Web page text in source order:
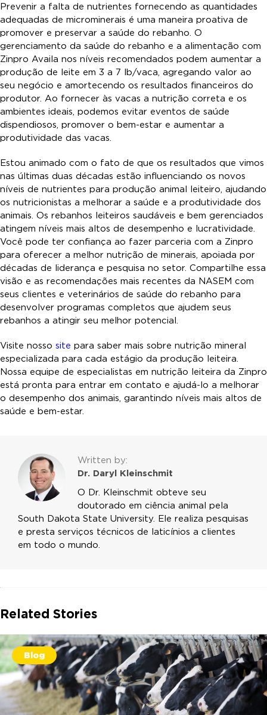
Prevenir a falta de nutrientes fornecendo as quantidades
adequadas de microminerais é uma maneira proativa de
promover e preservar a saúde do rebanho. O
gerenciamento da saúde do rebanho e a alimentação com
Zinpro Availa nos níveis recomendados podem aumentar a
produção de leite em 3 a 7 lb/vaca, agregando valor ao
seu negócio e amortecendo os resultados financeiros do
produtor. Ao fornecer às vacas a nutrição correta e os
ambientes ideais, podemos evitar eventos de saúde
dispendiosos, promover o bem-estar e aumentar a
produtividade das vacas.
Estou animado com o fato de que os resultados que vimos
nas últimas duas décadas estão influenciando os novos
níveis de nutrientes para produção animal leiteiro, ajudando
os nutricionistas a melhorar a saúde e a produtividade dos
animais. Os rebanhos leiteiros saudáveis e bem gerenciados
atingem níveis mais altos de desempenho e lucratividade.
Você pode ter confiança ao fazer parceria com a Zinpro
para oferecer a melhor nutrição de minerais, apoiada por
décadas de liderança e pesquisa no setor. Compartilhe essa
visão e as recomendações mais recentes da NASEM com
seus clientes e veterinários de saúde do rebanho para
desenvolver programas completos que ajudem seus
rebanhos a atingir seu melhor potencial.
Visite nosso site para saber mais sobre nutrição mineral
especializada para cada estágio da produção leiteira.
Nossa equipe de especialistas em nutrição leiteira da Zinpro
está pronta para entrar em contato e ajudá-lo a melhorar
o desempenho dos animais, garantindo níveis mais altos de
saúde e bem-estar.
Written by:
Dr. Daryl Kleinschmit
O Dr. Kleinschmit obteve seu
doutorado em ciência animal pela
South Dakota State University. Ele realiza pesquisas
e presta serviços técnicos de laticínios a clientes
em todo o mundo.
Related Stories
Blog